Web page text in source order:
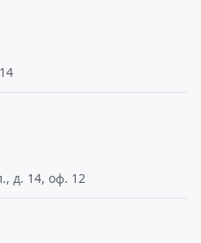
д. 14, оф. 12